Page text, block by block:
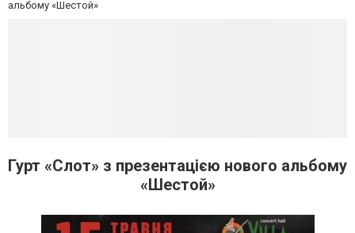
альбому «Шестой»
Гурт «Слот» з презентацією нового альбому
«Шестой»